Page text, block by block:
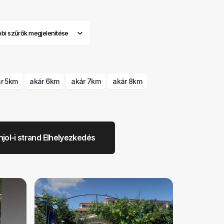
szűrők megjelenítése
5km akár 6km akár 7km akár 8km
i strand Elhelyezkedés